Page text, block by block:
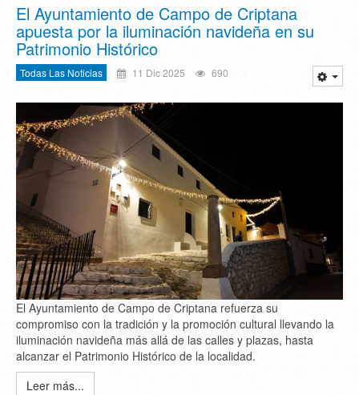
El Ayuntamiento de Campo de Criptana
apuesta por la iluminación navideña en su
Patrimonio Histórico
Todas Las Noticias 11 Dic 2025 690
El Ayuntamiento de Campo de Criptana refuerza su
compromiso con la tradición y la promoción cultural llevando la
iluminación navideña más allá de las calles y plazas, hasta
alcanzar el Patrimonio Histórico de la localidad.
Leer más...